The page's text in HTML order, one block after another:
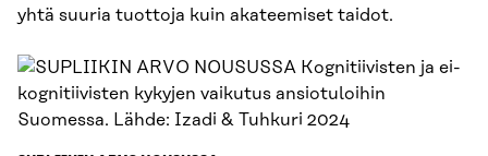
yhtä suuria tuottoja kuin akateemiset taidot.